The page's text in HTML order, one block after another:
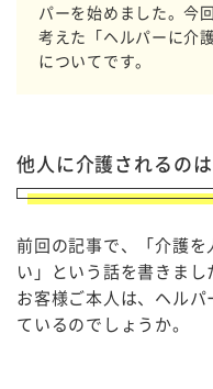
パーを始めました。今
考えた「ヘルパーに介
についてです。
他人に介護されるの
前回の記事で、「介護
い」という話を書きま
お客様ご本人は、ヘル
ているのでしょうか。